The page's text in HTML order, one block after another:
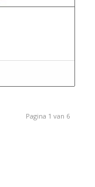
Pagina 1 van 6